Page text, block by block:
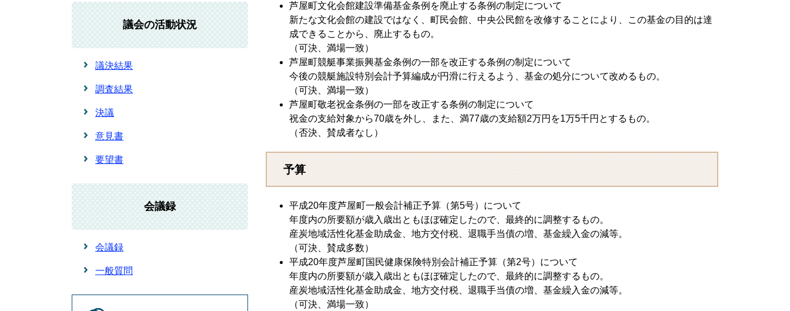
芦屋町文化会館建設準備基金条例を廃止する条例の制定について
新たな文化会館の建設ではなく、町民会館、中央公民館を改修することにより、この基金の目的は達
成できることから、廃止するもの。
（可決、満場一致）
芦屋町競艇事業振興基金条例の一部を改正する条例の制定について
今後の競艇施設特別会計予算編成が円滑に行えるよう、基金の処分について改めるもの。
（可決、満場一致）
芦屋町敬老祝金条例の一部を改正する条例の制定について
祝金の支給対象から70歳を外し、また、満77歳の支給額2万円を1万5千円とするもの。
（否決、賛成者なし）
予算
平成20年度芦屋町一般会計補正予算（第5号）について
年度内の所要額が歳入歳出ともほぼ確定したので、最終的に調整するもの。
産炭地域活性化基金助成金、地方交付税、退職手当債の増、基金繰入金の減等。
（可決、賛成多数）
平成20年度芦屋町国民健康保険特別会計補正予算（第2号）について
年度内の所要額が歳入歳出ともほぼ確定したので、最終的に調整するもの。
産炭地域活性化基金助成金、地方交付税、退職手当債の増、基金繰入金の減等。
（可決、満場一致）
議会の活動状況
議決結果
調査結果
決議
意見書
要望書
会議録
会議録
一般質問